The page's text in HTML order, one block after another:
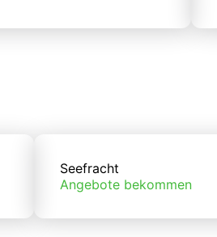
Seefracht
Angebote bekommen